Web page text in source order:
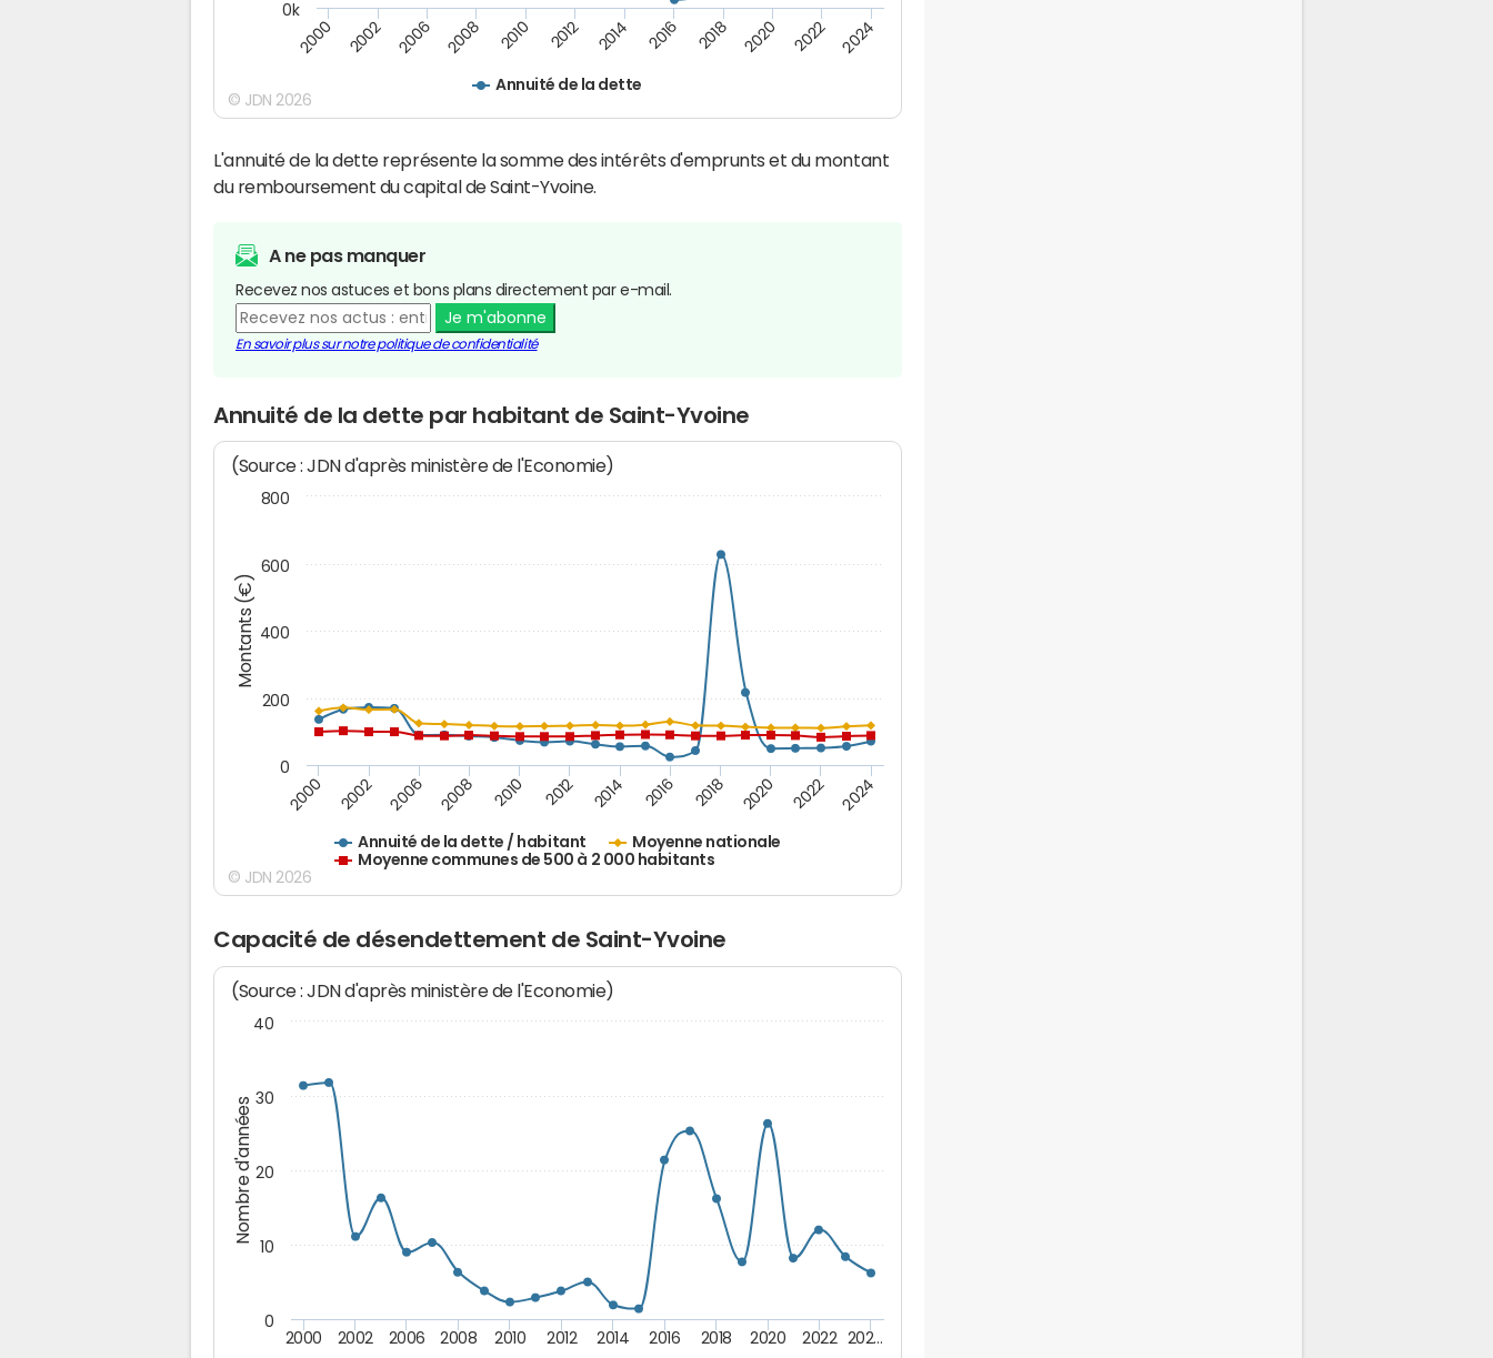
Annuité de la dette
2000 2002 2006 2008 2010 2012 2014 2016 2018 2020 2022 2024
0k
© JDN 2026
L'annuité de la dette représente la somme des intérêts d'emprunts et du montant
du remboursement du capital de Saint-Yvoine.
A ne pas manquer
Recevez nos astuces et bons plans directement par e-mail.
Je m'abonne
En savoir plus sur notre politique de confidentialité
Annuité de la dette par habitant de Saint-Yvoine
Montants (€)
(Source : JDN d'après ministère de l'Economie)
Annuité de la dette / habitant
Moyenne nationale
Moyenne communes de 500 à 2 000 habitants
2000 2002 2006 2008 2010 2012 2014 2016 2018 2020 2022 2024
0
200
400
600
800
© JDN 2026
Capacité de désendettement de Saint-Yvoine
Nombre d'années
(Source : JDN d'après ministère de l'Economie)
2000 2002 2006 2008 2010 2012 2014 2016 2018 2020 2022 202…
0
10
20
30
40